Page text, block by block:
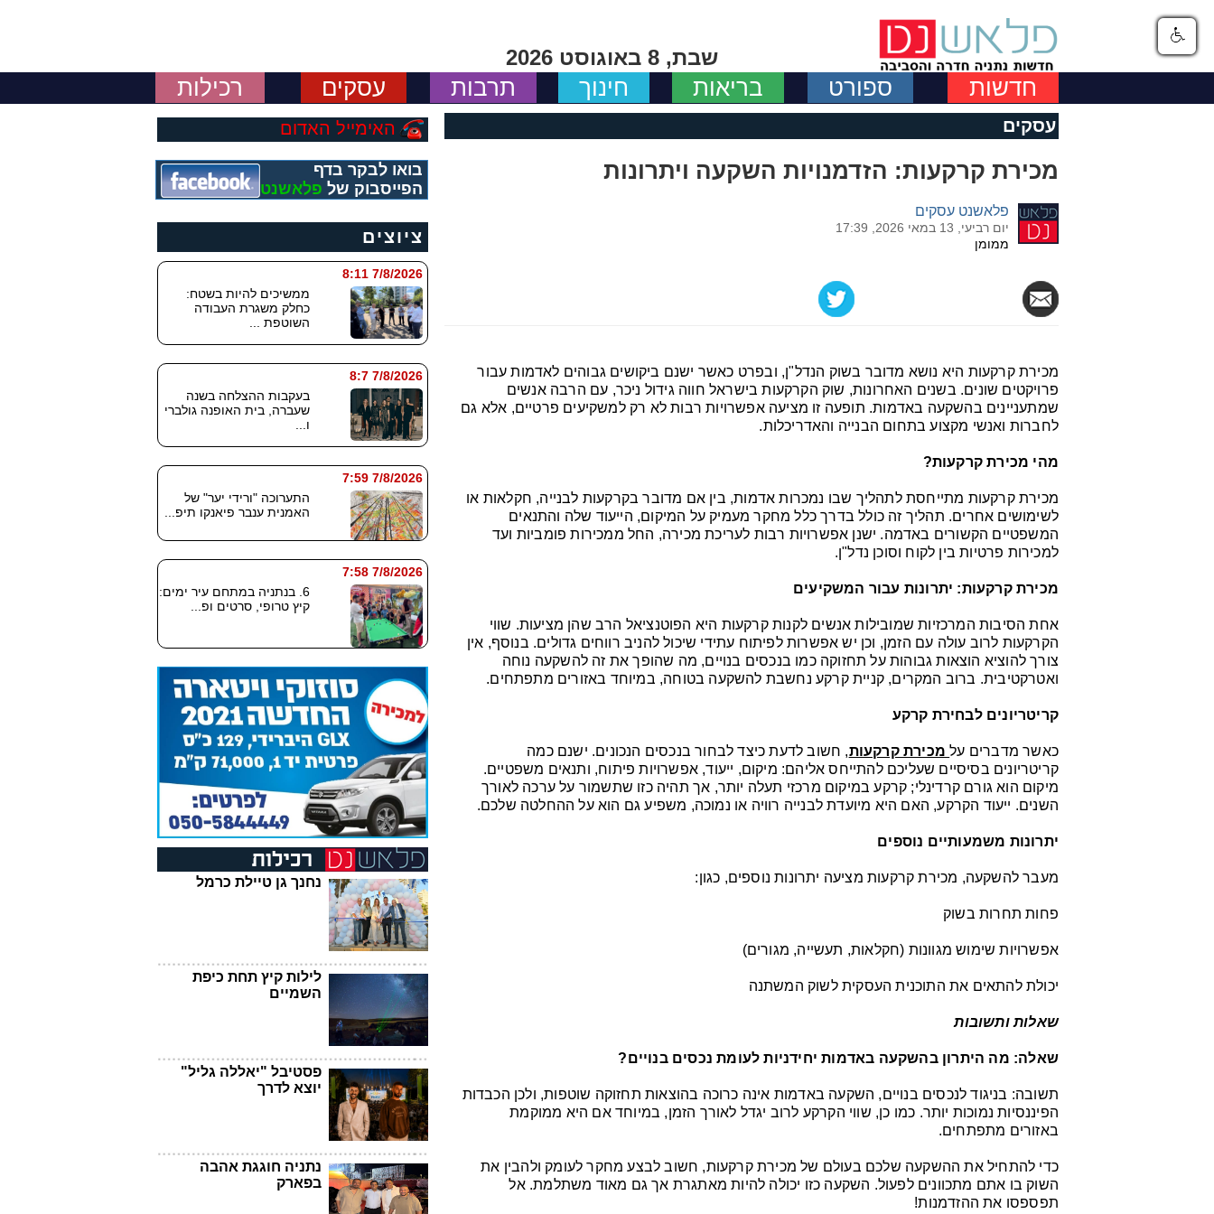
שבת, 8 באוגוסט 2026
חדשות ספורט בריאות חינוך תרבות עסקים רכילות
עסקים
מכירת קרקעות: הזדמנויות השקעה ויתרונות
פלאשנט עסקים
יום רביעי, 13 במאי 2026, 17:39
ממומן
מכירת קרקעות היא נושא מדובר בשוק הנדל"ן, ובפרט כאשר ישנם ביקושים גבוהים לאדמות עבור
פרויקטים שונים. בשנים האחרונות, שוק הקרקעות בישראל חווה גידול ניכר, עם הרבה אנשים
שמתעניינים בהשקעה באדמות. תופעה זו מציעה אפשרויות רבות לא רק למשקיעים פרטיים, אלא גם
לחברות ואנשי מקצוע בתחום הבנייה והאדריכלות.
מהי מכירת קרקעות?
מכירת קרקעות מתייחסת לתהליך שבו נמכרות אדמות, בין אם מדובר בקרקעות לבנייה, חקלאות או
לשימושים אחרים. תהליך זה כולל בדרך כלל מחקר מעמיק על המיקום, הייעוד שלה והתנאים
המשפטיים הקשורים באדמה. ישנן אפשרויות רבות לעריכת מכירה, החל ממכירות פומביות ועד
למכירות פרטיות בין לקוח וסוכן נדל"ן.
מכירת קרקעות: יתרונות עבור המשקיעים
אחת הסיבות המרכזיות שמובילות אנשים לקנות קרקעות היא הפוטנציאל הרב שהן מציעות. שווי
הקרקעות לרוב עולה עם הזמן, וכן יש אפשרות לפיתוח עתידי שיכול להניב רווחים גדולים. בנוסף, אין
צורך להוציא הוצאות גבוהות על תחזוקה כמו בנכסים בנויים, מה שהופך את זה להשקעה נוחה
ואטרקטיבית. ברוב המקרים, קניית קרקע נחשבת להשקעה בטוחה, במיוחד באזורים מתפתחים.
קריטריונים לבחירת קרקע
כאשר מדברים עלמכירת קרקעות, חשוב לדעת כיצד לבחור בנכסים הנכונים. ישנם כמה
קריטריונים בסיסיים שעליכם להתייחס אליהם: מיקום, ייעוד, אפשרויות פיתוח, ותנאים משפטיים.
מיקום הוא גורם קרדינלי; קרקע במיקום מרכזי תעלה יותר, אך תהיה כזו שתשמור על ערכה לאורך
השנים. ייעוד הקרקע, האם היא מיועדת לבנייה רוויה או נמוכה, משפיע גם הוא על ההחלטה שלכם.
יתרונות משמעותיים נוספים
מעבר להשקעה, מכירת קרקעות מציעה יתרונות נוספים, כגון:
פחות תחרות בשוק
אפשרויות שימוש מגוונות (חקלאות, תעשייה, מגורים)
יכולת להתאים את התוכנית העסקית לשוק המשתנה
שאלות ותשובות
שאלה: מה היתרון בהשקעה באדמות יחידניות לעומת נכסים בנויים?
תשובה: בניגוד לנכסים בנויים, השקעה באדמות אינה כרוכה בהוצאות תחזוקה שוטפות, ולכן הכבדות
הפיננסיות נמוכות יותר. כמו כן, שווי הקרקע לרוב יגדל לאורך הזמן, במיוחד אם היא ממוקמת
באזורים מתפתחים.
כדי להתחיל את ההשקעה שלכם בעולם של מכירת קרקעות, חשוב לבצע מחקר לעומק ולהבין את
השוק בו אתם מתכוונים לפעול. השקעה כזו יכולה להיות מאתגרת אך גם מאוד משתלמת. אל
תפספסו את ההזדמנות!
האימייל האדום
בואו לבקר בדף
הפייסבוק של פלאשנט
ציוצים
7/8/2026 8:11
ממשיכים להיות בשטח:
כחלק משגרת העבודה
השוטפת ...
7/8/2026 8:7
בעקבות ההצלחה בשנה
שעברה, בית האופנה גולברי
ו...
7/8/2026 7:59
התערוכה "ורידי יער" של
האמנית ענבר פיאנקו תיפ...
7/8/2026 7:58
6. בנתניה במתחם עיר ימים:
קיץ טרופי, סרטים ופ...
נחנך גן טיילת כרמל
לילות קיץ תחת כיפת
השמיים
פסטיבל "יאללה גליל"
יוצא לדרך
נתניה חוגגת אהבה
בפארק